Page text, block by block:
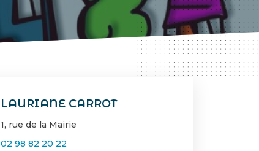
LAURIANE CARROT
1, rue de la Mairie
02 98 82 20 22